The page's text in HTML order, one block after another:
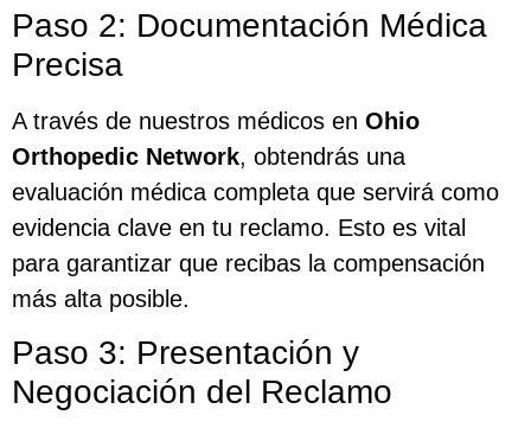
Paso 2: Documentación Médica
Precisa
A través de nuestros médicos en Ohio
Orthopedic Network, obtendrás una
evaluación médica completa que servirá como
evidencia clave en tu reclamo. Esto es vital
para garantizar que recibas la compensación
más alta posible.
Paso 3: Presentación y
Negociación del Reclamo